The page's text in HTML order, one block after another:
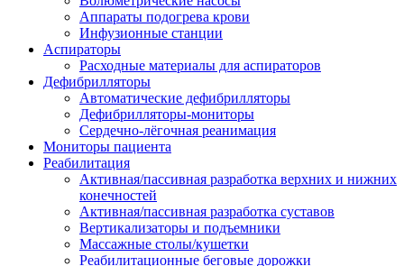
Аппараты подогрева крови
Инфузионные станции
Аспираторы
Расходные материалы для аспираторов
Дефибрилляторы
Автоматические дефибрилляторы
Дефибрилляторы-мониторы
Сердечно-лёгочная реанимация
Мониторы пациента
Реабилитация
Активная/пассивная разработка верхних и нижних
конечностей
Активная/пассивная разработка суставов
Вертикализаторы и подъемники
Массажные столы/кушетки
Реабилитационные беговые дорожки